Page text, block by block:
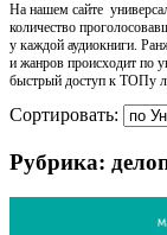
На нашем сайте
количество
у каждой аудиокниги.
и жанров происходит по
быстрый доступ к ТОПу
Сортировать:
Рубрика: